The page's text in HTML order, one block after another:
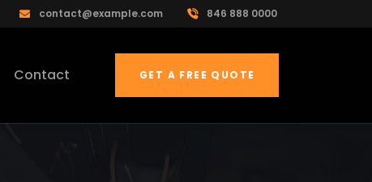
contact@example.com 846 888 0000
Contact GET A FREE QUOTE